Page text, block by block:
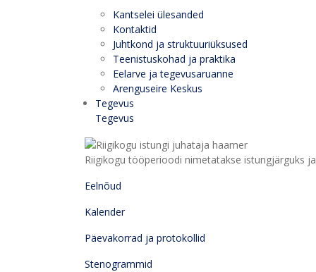
Kantselei ülesanded
Kontaktid
Juhtkond ja struktuuriüksused
Teenistuskohad ja praktika
Eelarve ja tegevusaruanne
Arenguseire Keskus
Tegevus
Tegevus
Riigikogu tööperioodi nimetatakse istungjärguks
Eelnõud
Kalender
Päevakorrad ja protokollid
Stenogrammid